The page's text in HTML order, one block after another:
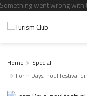
Something went wrong with
Home
Special
Form Days, noul festival